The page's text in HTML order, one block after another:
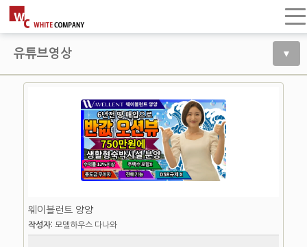
온라인 마케팅
광고상품 한눈에 보기
홈페이지
유튜브영상 ▼
웨이블런트 양양
작성자: 모델하우스 다나와